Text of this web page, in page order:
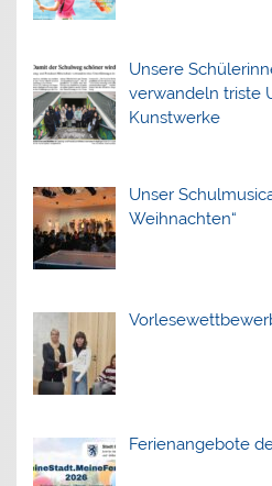
Unsere
verwandeln triste
Kunstwerke
Unser
Weihnachten“
Ferienangebote